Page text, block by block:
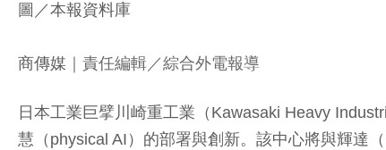
圖／本報資料庫
商傳媒 ｜責任編輯／綜合外電報導
日本工業巨擘川崎重工業（Kawasaki Heavy
慧（physical AI）的部署與創新。該中心將與輝達